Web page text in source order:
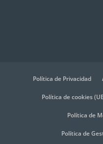
Política de Privacidad
Política de cookies
Política de
Política de